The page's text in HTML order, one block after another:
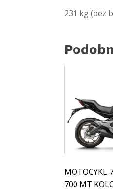
231 kg (bez
MOTOCYKL
700 MT